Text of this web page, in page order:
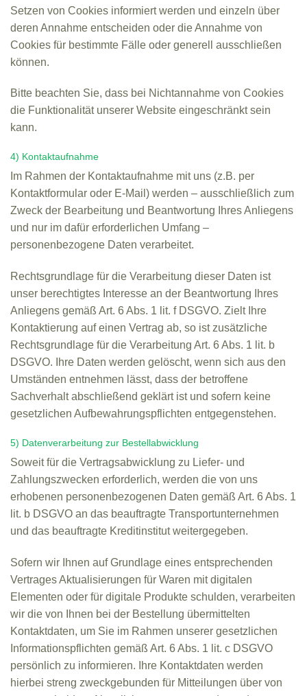
Setzen von Cookies informiert werden und einzeln über
deren Annahme entscheiden oder die Annahme von
Cookies für bestimmte Fälle oder generell ausschließen
können.
Bitte beachten Sie, dass bei Nichtannahme von Cookies
die Funktionalität unserer Website eingeschränkt sein
kann.
4) Kontaktaufnahme
Im Rahmen der Kontaktaufnahme mit uns (z.B. per
Kontaktformular oder E-Mail) werden – ausschließlich zum
Zweck der Bearbeitung und Beantwortung Ihres Anliegens
und nur im dafür erforderlichen Umfang –
personenbezogene Daten verarbeitet.
Rechtsgrundlage für die Verarbeitung dieser Daten ist
unser berechtigtes Interesse an der Beantwortung Ihres
Anliegens gemäß Art. 6 Abs. 1 lit. f DSGVO. Zielt Ihre
Kontaktierung auf einen Vertrag ab, so ist zusätzliche
Rechtsgrundlage für die Verarbeitung Art. 6 Abs. 1 lit. b
DSGVO. Ihre Daten werden gelöscht, wenn sich aus den
Umständen entnehmen lässt, dass der betroffene
Sachverhalt abschließend geklärt ist und sofern keine
gesetzlichen Aufbewahrungspflichten entgegenstehen.
5) Datenverarbeitung zur Bestellabwicklung
Soweit für die Vertragsabwicklung zu Liefer- und
Zahlungszwecken erforderlich, werden die von uns
erhobenen personenbezogenen Daten gemäß Art. 6 Abs. 1
lit. b DSGVO an das beauftragte Transportunternehmen
und das beauftragte Kreditinstitut weitergegeben.
Sofern wir Ihnen auf Grundlage eines entsprechenden
Vertrages Aktualisierungen für Waren mit digitalen
Elementen oder für digitale Produkte schulden, verarbeiten
wir die von Ihnen bei der Bestellung übermittelten
Kontaktdaten, um Sie im Rahmen unserer gesetzlichen
Informationspflichten gemäß Art. 6 Abs. 1 lit. c DSGVO
persönlich zu informieren. Ihre Kontaktdaten werden
hierbei streng zweckgebunden für Mitteilungen über von